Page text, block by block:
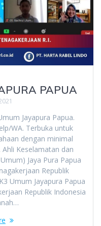
PAPUA
Jayapura Papua.
WA. Terbuka untuk
dengan minimal
Keselamatan dan
Jaya Pura Papua
Republik
Umum Jayapura Papua
Republik Indonesia